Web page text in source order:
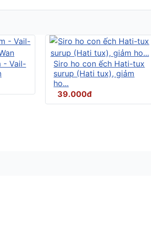
- Vail-
Siro ho con ếch Hati-tux
surup (Hati tux), giảm
ho...
39.000đ